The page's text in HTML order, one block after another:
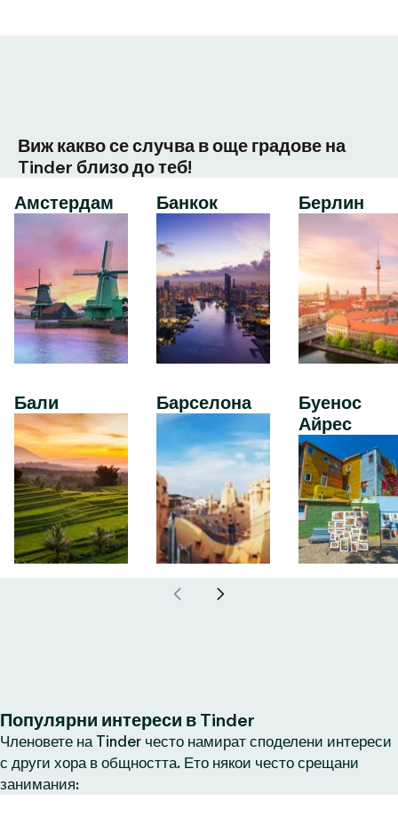
Виж какво се случва в още градове на
Tinder близо до теб!
Амстердам
Бали
Банкок
Барселона
Берлин
Буенос
Айрес
Популярни интереси в Tinder
Членовете на Tinder често намират споделени интереси
с други хора в общността. Ето някои често срещани
занимания: